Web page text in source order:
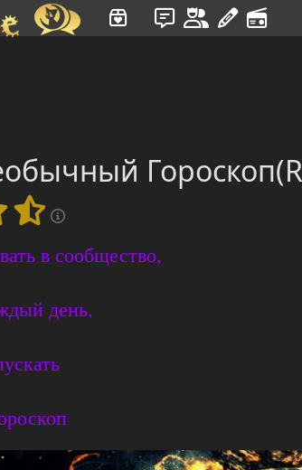
в сообщество,
день,